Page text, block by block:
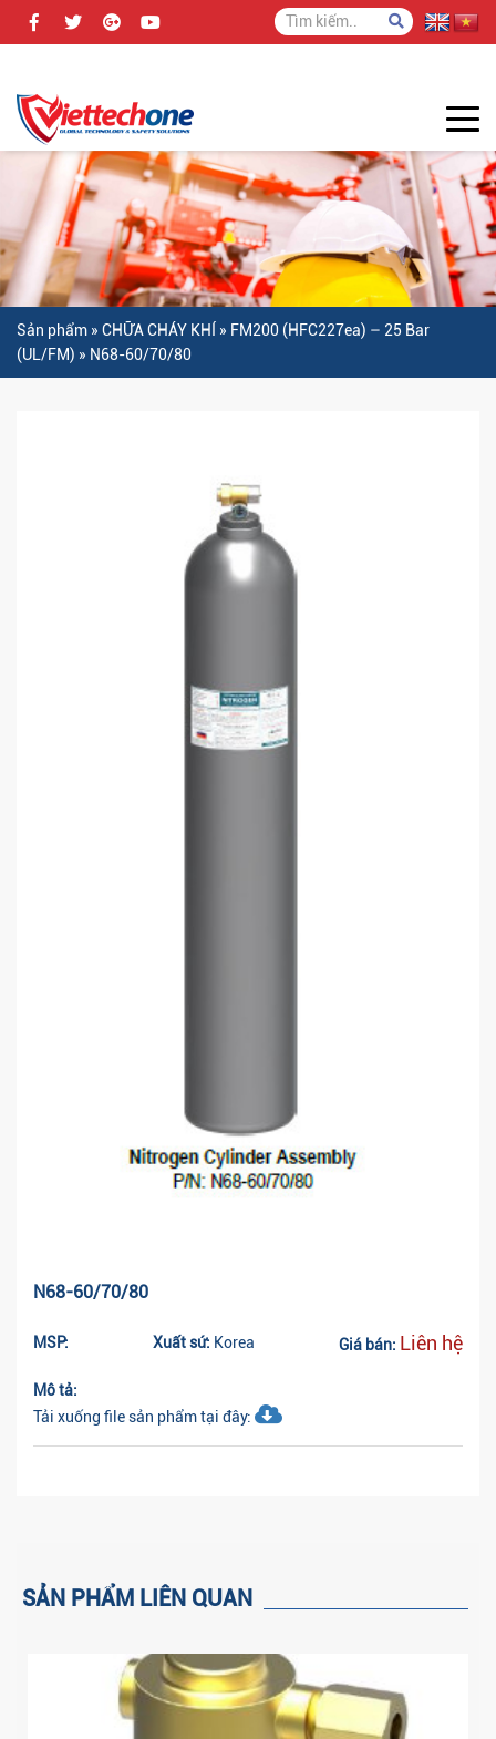
Sản phẩm » CHỮA CHÁY KHÍ » FM200 (HFC227ea) – 25 Bar
(UL/FM) » N68-60/70/80
N68-60/70/80
MSP: Xuất sứ: Korea Giá bán: Liên hệ
Mô tả:
Tải xuống file sản phẩm tại đây:
SẢN PHẨM LIÊN QUAN